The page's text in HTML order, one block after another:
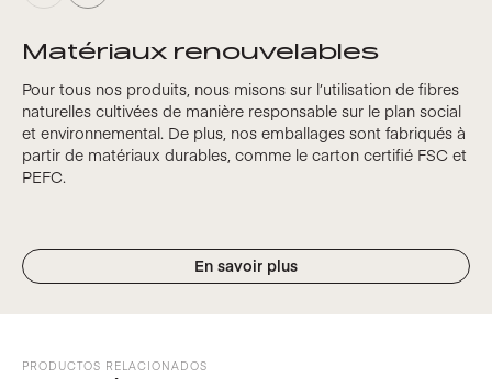
Matériaux renouvelables
Pour tous nos produits, nous misons sur l’utilisation de fibres
naturelles cultivées de manière responsable sur le plan social
et environnemental. De plus, nos emballages sont fabriqués à
partir de matériaux durables, comme le carton certifié FSC et
PEFC.
En savoir plus
PRODUCTOS RELACIONADOS